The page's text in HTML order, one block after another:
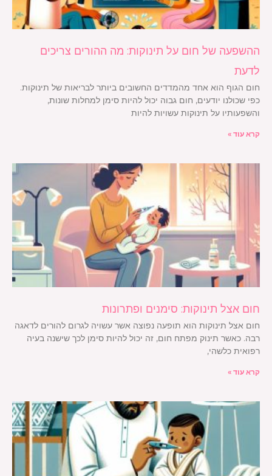
ההשפעה של חום על תינוקות: מה ההורים צריכים
לדעת
חום הגוף הוא אחד מהמדדים החשובים ביותר לבריאות של תינוקות.
כפי שכולנו יודעים, חום גבוה יכול להיות סימן למחלות שונות,
והשפעותיו על תינוקות עשויות להיות
קרא עוד »
חום אצל תינוקות: סימנים ופתרונות
חום אצל תינוקות הוא תופעה נפוצה אשר עשויה לגרום להורים לדאגה
רבה. כאשר תינוק מפתח חום, זה יכול להיות סימן לכך שישנה בעיה
רפואית כלשהי,
קרא עוד »